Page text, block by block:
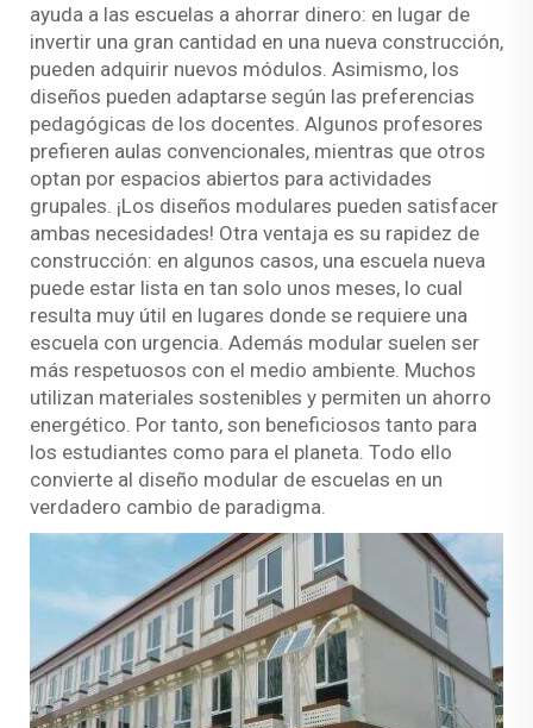
ayuda a las escuelas a ahorrar dinero: en lugar de
invertir una gran cantidad en una nueva construcción,
pueden adquirir nuevos módulos. Asimismo, los
diseños pueden adaptarse según las preferencias
pedagógicas de los docentes. Algunos profesores
prefieren aulas convencionales, mientras que otros
optan por espacios abiertos para actividades
grupales. ¡Los diseños modulares pueden satisfacer
ambas necesidades! Otra ventaja es su rapidez de
construcción: en algunos casos, una escuela nueva
puede estar lista en tan solo unos meses, lo cual
resulta muy útil en lugares donde se requiere una
escuela con urgencia. Además modular suelen ser
más respetuosos con el medio ambiente. Muchos
utilizan materiales sostenibles y permiten un ahorro
energético. Por tanto, son beneficiosos tanto para
los estudiantes como para el planeta. Todo ello
convierte al diseño modular de escuelas en un
verdadero cambio de paradigma.